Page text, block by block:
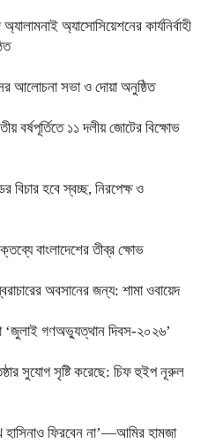
অ্যাসোসিয়েশনের কার্যনির্বাহী
আলোচনা সভা ও দোয়া অনুষ্ঠিত
বর্ষপূর্তিতে ১১ দলীয় জোটের বিক্ষোভ
বিচার হবে স্বচ্ছ, নিরপেক্ষ ও
বাংলাদেশের তীব্র ক্ষোভ
অবসানের জন্য: শামা ওবায়েদ
‘জুলাই গণঅভ্যুত্থান দিবস-২০২৬’
সুযোগ সৃষ্টি করেছে: চিফ হুইপ নূরুল
হাসিনাও ফিরবেন না’—আমির হামজা